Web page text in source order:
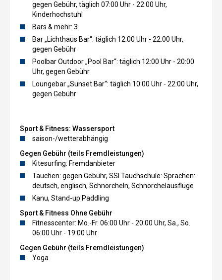
gegen Gebühr, täglich 07:00 Uhr - 22:00 Uhr,
Kinderhochstuhl
Bars & mehr: 3
Bar „Lichthaus Bar“: täglich 12:00 Uhr - 22:00 Uhr,
gegen Gebühr
Poolbar Outdoor „Pool Bar“: täglich 12:00 Uhr - 20:00
Uhr, gegen Gebühr
Loungebar „Sunset Bar“: täglich 10:00 Uhr - 22:00 Uhr,
gegen Gebühr
Sport & Fitness: Wassersport
saison-/wetterabhängig
Gegen Gebühr (teils Fremdleistungen)
Kitesurfing: Fremdanbieter
Tauchen: gegen Gebühr, SSI Tauchschule: Sprachen:
deutsch, englisch, Schnorcheln, Schnorchelausflüge
Kanu, Stand-up Paddling
Sport & Fitness Ohne Gebühr
Fitnesscenter: Mo.-Fr. 06:00 Uhr - 20:00 Uhr, Sa., So.
06:00 Uhr - 19:00 Uhr
Gegen Gebühr (teils Fremdleistungen)
Yoga